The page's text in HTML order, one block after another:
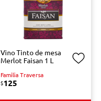
Vino Tinto de mesa
Merlot Faisan 1 L
Familia Traversa
$125